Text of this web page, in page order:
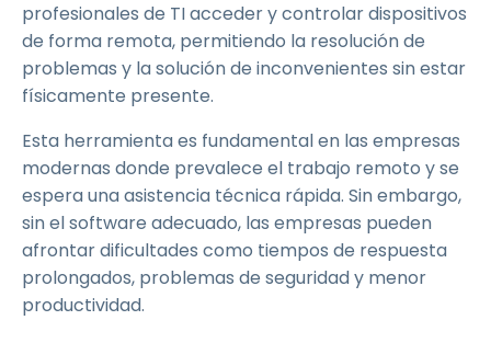
profesionales de TI acceder y controlar dispositivos
de forma remota, permitiendo la resolución de
problemas y la solución de inconvenientes sin estar
físicamente presente.
Esta herramienta es fundamental en las empresas
modernas donde prevalece el trabajo remoto y se
espera una asistencia técnica rápida. Sin embargo,
sin el software adecuado, las empresas pueden
afrontar dificultades como tiempos de respuesta
prolongados, problemas de seguridad y menor
productividad.